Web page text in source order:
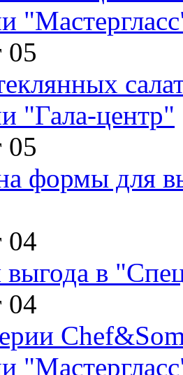
05
"Гала-центр"
05
формы для
04
выгода в
04